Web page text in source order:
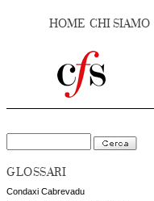
HOME CHI SIAMO
GLOSSARI
Condaxi Cabrevadu